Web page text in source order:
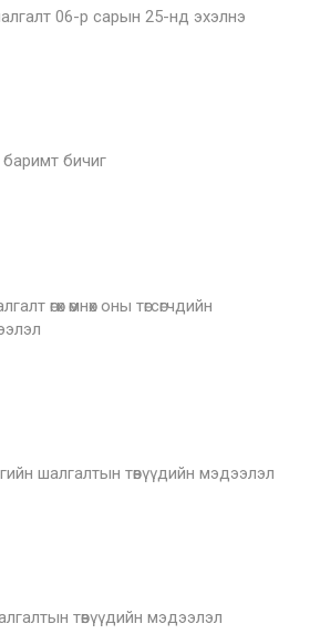
06-р сарын 25-нд эхэлнэ
бичиг
өгөх өмнөх оны төгсөгчдийн
шалгалтын төвүүдийн мэдээлэл
төвүүдийн мэдээлэл